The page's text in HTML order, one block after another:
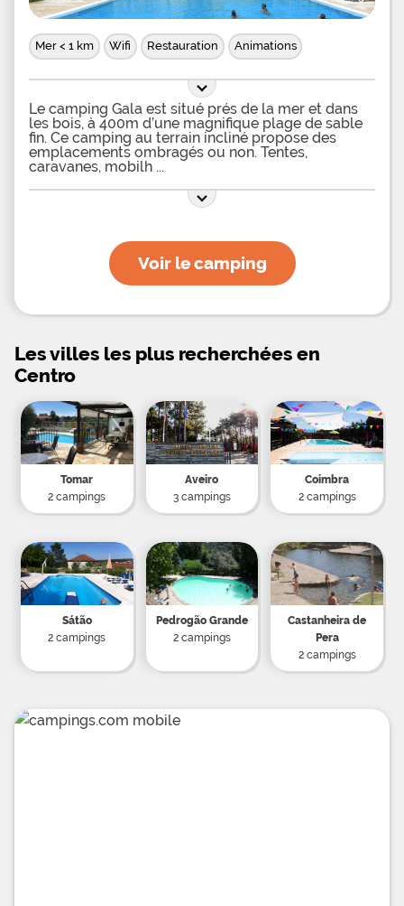
Mer < 1 km Wifi Restauration Animations
Le camping Gala est situé prés de la mer et dans
les bois, à 400m d’une magnifique plage de sable
fin. Ce camping au terrain incliné propose des
emplacements ombragés ou non. Tentes,
caravanes, mobilh
Voir le camping
Les villes les plus recherchées en
Centro
Tomar
2 campings
Aveiro
3 campings
Coimbra
2 campings
Sátão
2 campings
Pedrogão Grande
2 campings
Castanheira de
Pera
2 campings